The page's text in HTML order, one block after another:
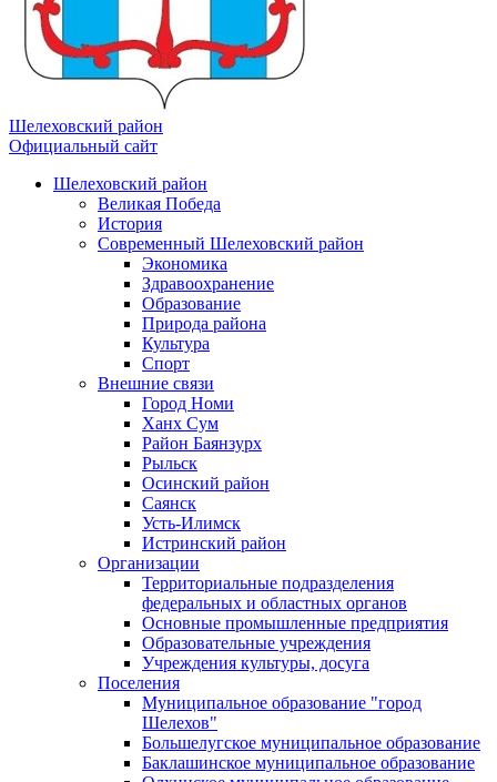
Шелеховский район
Официальный сайт
Шелеховский район
Великая Победа
История
Современный Шелеховский район
Экономика
Здравоохранение
Образование
Природа района
Культура
Спорт
Внешние связи
Город Номи
Ханх Сум
Район Баянзурх
Рыльск
Осинский район
Саянск
Усть-Илимск
Истринский район
Организации
Территориальные подразделения
федеральных и областных органов
Основные промышленные предприятия
Образовательные учреждения
Учреждения культуры, досуга
Поселения
Муниципальное образование "город
Шелехов"
Большелугское муниципальное образование
Баклашинское муниципальное образование